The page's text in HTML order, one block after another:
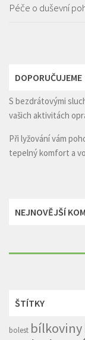
Péče o duševní
DOPORUČUJEME
S bezdrátovými
vašich aktivitách
Při lyžování vám
tepelný komfort a
NEJNOVĚJŠÍ
ŠTÍTKY
bolest bílkoviny